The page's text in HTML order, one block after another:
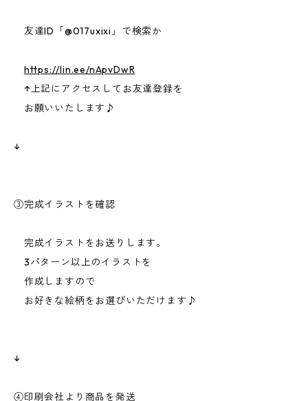
友達ID「@017uxixi」で検索か
https://lin.ee/nApvDwR
↑上記にアクセスしてお友達登録を
お願いいたします♪
↓
③完成イラストを確認
完成イラストをお送りします。
3パターン以上のイラストを
作成しますので
お好きな絵柄をお選びいただけます♪
↓
④印刷会社より商品を発送